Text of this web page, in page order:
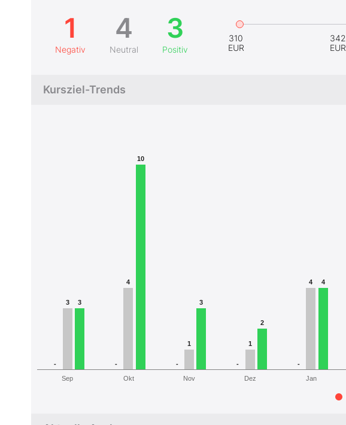
1
Negativ
4
Neutral
3
Positiv
310
EUR
342
EUR
Kursziel-Trends
- - - - -
3
4
1 1
4
3
10
3
2
4
Sep Okt Nov Dez Jan